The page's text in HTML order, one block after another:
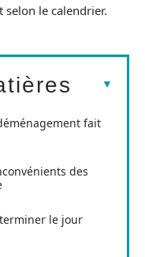
selon le calendrier.
fait
des
le jour